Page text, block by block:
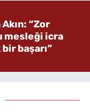
“Zor
mesleği icra
başarı”